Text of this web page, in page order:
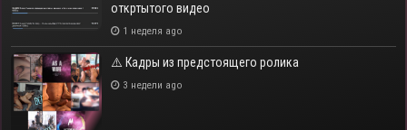
откртытого видео
1 неделя ago
⚠️ Кадры из предстоящего ролика
3 недели ago